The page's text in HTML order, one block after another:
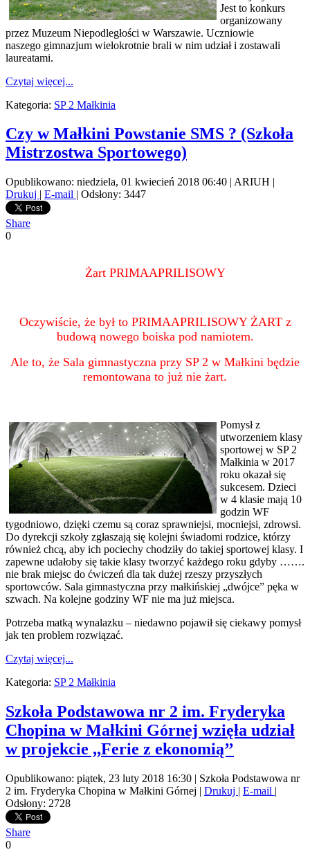
Jest to konkurs
organizowany
przez Muzeum Niepodległości w Warszawie. Uczniowie
naszego gimnazjum wielokrotnie brali w nim udział i zostawali
laureatami.
Czytaj więcej...
Kategoria: SP 2 Małkinia
Czy w Małkini Powstanie SMS ? (Szkoła
Mistrzostwa Sportowego)
Opublikowano: niedziela, 01 kwiecień 2018 06:40 | ARIUH |
Drukuj | E-mail | Odsłony: 3447
Share
0
Żart PRIMAAPRILISOWY
Oczywiście, że był to PRIMAAPRILISOWY ŻART z
budową nowego boiska pod namiotem.
Ale to, że Sala gimnastyczna przy SP 2 w Małkini będzie
remontowana to już nie żart.
Pomysł z
utworzeniem klasy
sportowej w SP 2
Małkinia w 2017
roku okazał się
sukcesem. Dzieci
w 4 klasie mają 10
godzin WF
tygodniowo, dzięki czemu są coraz sprawniejsi, mocniejsi, zdrowsi.
Do dyrekcji szkoły zgłaszają się kolejni świadomi rodzice, którzy
również chcą, aby ich pociechy chodziły do takiej sportowej klasy. I
zapewne udałoby się takie klasy tworzyć każdego roku gdyby …….
nie brak miejsc do ćwiczeń dla tak dużej rzeszy przyszłych
sportowców. Sala gimnastyczna przy małkińskiej „dwójce” pęka w
szwach. Na kolejne godziny WF nie ma już miejsca.
Potrzeba matką wynalazku – niedawno pojawił się ciekawy pomysł
jak ten problem rozwiązać.
Czytaj więcej...
Kategoria: SP 2 Małkinia
Szkoła Podstawowa nr 2 im. Fryderyka
Chopina w Małkini Górnej wzięła udział
w projekcie ,,Ferie z ekonomią’’
Opublikowano: piątek, 23 luty 2018 16:30 | Szkoła Podstawowa nr
2 im. Fryderyka Chopina w Małkini Górnej | Drukuj | E-mail |
Odsłony: 2728
Share
0